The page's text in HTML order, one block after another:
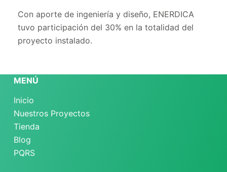
Con aporte de ingeniería y diseño, ENERDICA
tuvo participación del 30% en la totalidad del
proyecto instalado.
MENÚ
Inicio
Nuestros Proyectos
Tienda
Blog
PQRS